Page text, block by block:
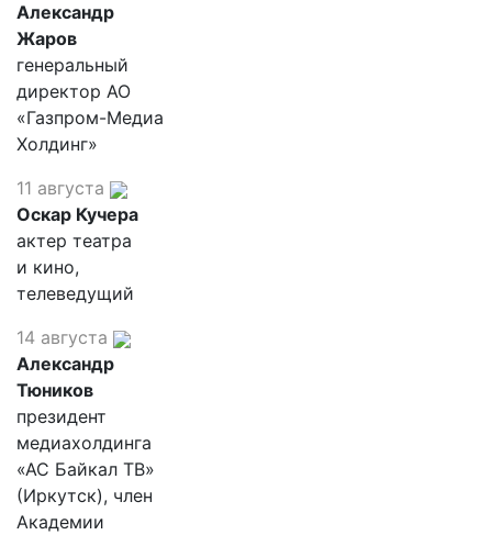
Александр
Жаров
генеральный
директор АО
«Газпром-Медиа
Холдинг»
11 августа
Оскар Кучера
актер театра
и кино,
телеведущий
14 августа
Александр
Тюников
президент
медиахолдинга
«АС Байкал ТВ»
(Иркутск), член
Академии